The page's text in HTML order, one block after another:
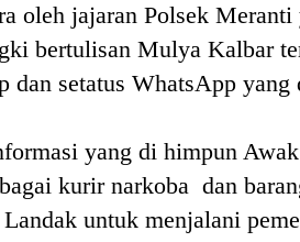
oleh jajaran Polsek
bertulisan Mulya Kalbar
dan setatus WhatsApp yang
yang di himpun
kurir narkoba dan
untuk menjalani